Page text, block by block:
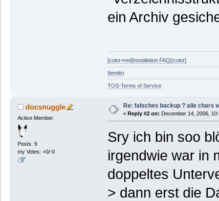
ein Archiv
[color=red]Installation FAQ[/color]
Itemlist
TOS-Terms of Service
docsnuggle
Active Member
Posts: 9
my Votes: +0/-0
Re: falsches backup ? alle chars
« Reply #2 on: December 14, 2006,
Sry ich bin soo
irgendwie war in
doppeltes
> dann erst die